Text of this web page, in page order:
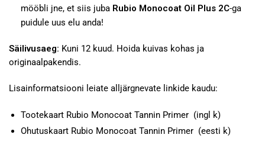
mööbli jne, et siis juba Rubio Monocoat Oil Plus 2C-ga
puidule uus elu anda!
Säilivusaeg: Kuni 12 kuud. Hoida kuivas kohas ja
originaalpakendis.
Lisainformatsiooni leiate alljärgnevate linkide kaudu:
Tootekaart Rubio Monocoat Tannin Primer (ingl k)
Ohutuskaart Rubio Monocoat Tannin Primer (eesti k)